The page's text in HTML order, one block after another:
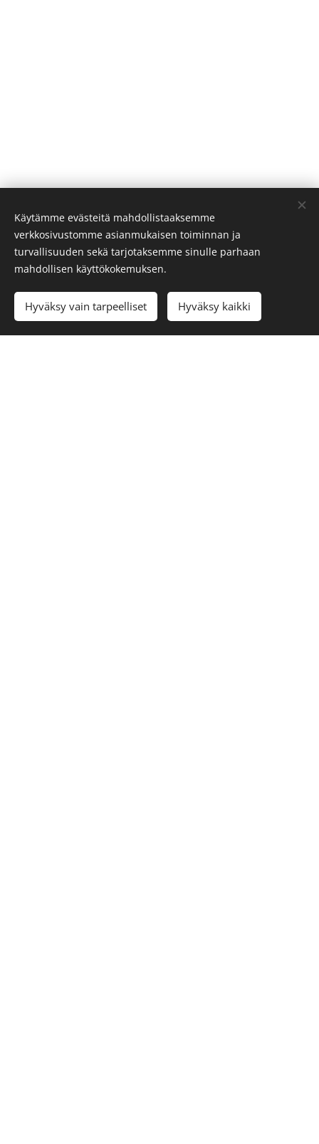
Käytämme evästeitä mahdollistaaksemme
verkkosivustomme asianmukaisen toiminnan ja
turvallisuuden sekä tarjotaksemme sinulle parhaan
mahdollisen käyttökokemuksen.
Hyväksy vain tarpeelliset Hyväksy kaikki